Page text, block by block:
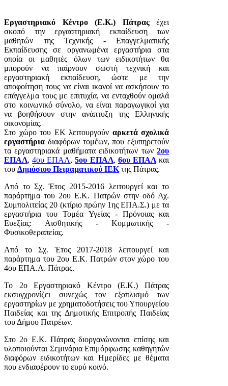
Εργαστηριακό Κέντρο (Ε.Κ.) Πάτρας έχει
σκοπό την εργαστηριακή εκπαίδευση των
μαθητών της Τεχνικής - Επαγγελματικής
Εκπαίδευσης σε οργανωμένα εργαστήρια στα
οποία οι μαθητές όλων των ειδικοτήτων θα
μπορούν να παίρνουν σωστή τεχνική και
εργαστηριακή εκπαίδευση, ώστε με την
αποφοίτηση τους να είναι ικανοί να ασκήσουν το
επάγγελμα τους με επιτυχία, να ενταχθούν ομαλά
στο κοινωνικό σύνολο, να είναι παραγωγικοί για
να βοηθήσουν στην ανάπτυξη της Ελληνικής
οικονομίας.
Στο χώρο του ΕΚ λειτουργούν αρκετά σχολικά
εργαστήρια διαφόρων τομέων, που εξυπηρετούν
τα εργαστηριακά μαθήματα ειδικοτήτων των 2ου
ΕΠΑΛ,4ου ΕΠΑΛ,5ου ΕΠΑΛ, 6ου ΕΠΑΛκαι
του Δημόσιου Πειραματικού ΙΕΚτης Πάτρας.
Από το Σχ. Έτος 2015-2016 λειτουργεί και το
παράρτημα του 2ου Ε.Κ. Πατρών στην οδό Αχ.
Συμπολιτείας 20 (κτίριο πρώην 1ης ΕΠΑ.Σ.) με τα
εργαστήρια του Τομέα Υγείας - Πρόνοιας και
Ευεξίας: Αισθητικής - Κομμωτικής -
Φυσικοθεραπείας.
Από το Σχ. Έτος 2017-2018 λειτουργεί και
παράρτημα του 2ου Ε.Κ. Πατρών στον χώρο του
4ου ΕΠΑ.Λ. Πάτρας.
Το 2ο Εργαστηριακό Κέντρο (Ε.Κ.) Πάτρας
εκσυγχρονίζει συνεχώς τον εξοπλισμό των
εργαστηρίων με χρηματοδοτήσεις του Υπουργείου
Παιδείας και της Δημοτικής Επιτροπής Παιδείας
του Δήμου Πατρέων.
Στο 2ο Ε.Κ. Πάτρας διοργανώνονται επίσης και
υλοποιούνται Σεμινάρια Επιμόρφωσης καθηγητών
διαφόρων ειδικοτήτων και Ημερίδες με θέματα
που ενδιαφέρουν το ευρύ κοινό.